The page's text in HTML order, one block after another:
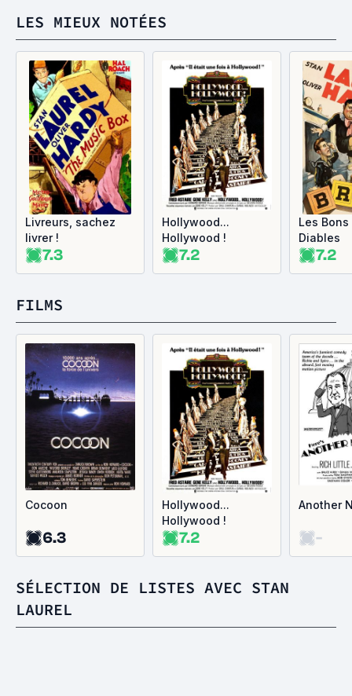
LES MIEUX NOTÉES
Livreurs, sachez
livrer !
7.3
Hollywood...
Hollywood !
7.2
Les
Diables
7.2
FILMS
Cocoon
6.3
Hollywood...
Hollywood !
7.2
Another
-
SÉLECTION DE LISTES AVEC STAN
LAUREL